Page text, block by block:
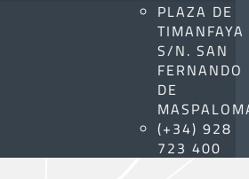
PLAZA DE
TIMANFAYA
S/N. SAN
FERNANDO
DE
(+34) 928
723 400